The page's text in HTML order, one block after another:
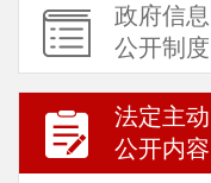
政府信息
公开制度
法定主动
公开内容